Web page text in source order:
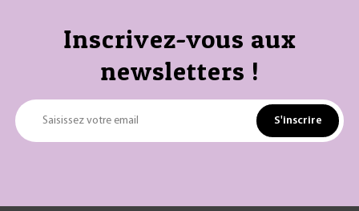
Inscrivez-vous aux
newsletters !
Saisissez votre email S'inscrire